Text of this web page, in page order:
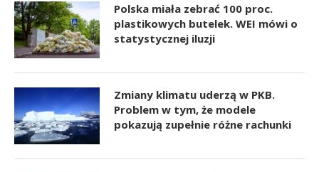
Polska miała zebrać 100 proc.
plastikowych butelek. WEI mówi o
statystycznej iluzji
Zmiany klimatu uderzą w PKB.
Problem w tym, że modele
pokazują zupełnie różne rachunki